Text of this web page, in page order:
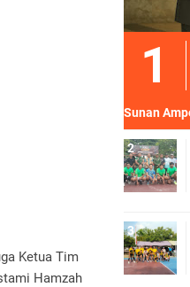
Ketua Tim
Hamzah
Sunan